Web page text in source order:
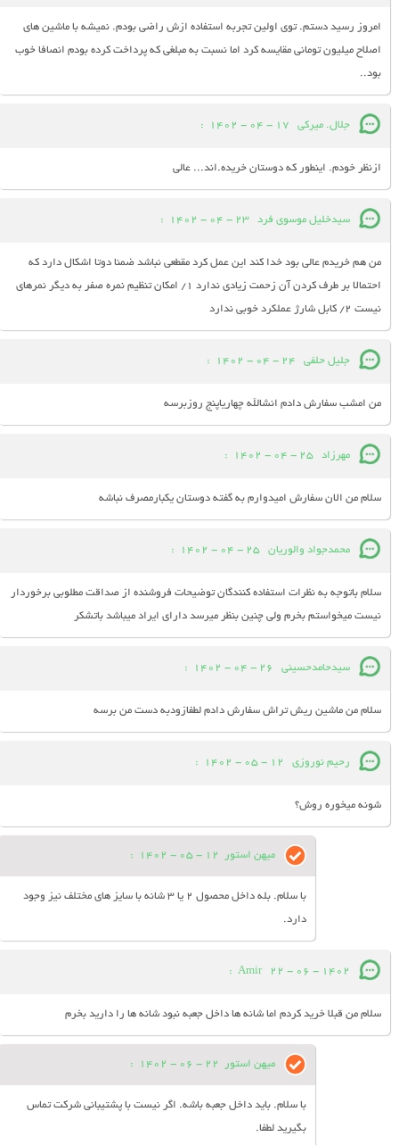
امروز رسید دستم. توی اولین تجربه استفاده ازش راضی بودم. نمیشه با ماشین های
اصلاح میلیون تومانی مقایسه کرد اما نسبت به مبلغی که پرداخت کرده بودم انصافا خوب
بود..
جلال. میرکی 17 - 04 - 1402
:
ازنظر خودم. اینطور که دوستان خریده.اند... عالی
سیدخلیل موسوی فرد 23 - 04 - 1402
:
من هم خریدم عالی بود خدا کند این عمل کرد مقطعی نباشد ضمنا دوتا اشکال دارد که
احتمالا بر طرف کردن آن زحمت زیادی ندارد ۱/ امکان تنظیم نمره صفر به دیگر نمرهای
نیست ۲/ کابل شارژ عملکرد خوبی ندارد
جلیل حلفی 24 - 04 - 1402
:
من امشب سفارش دادم انشالله چهاریاپنج روزبرسه
مهرزاد 25 - 04 - 1402
:
سلام من الان سفارش امیدوارم به گفته دوستان یکبارمصرف نباشه
محمدجواد والوریان 25 - 04 - 1402
:
سلام باتوجه به نظرات استفاده کنندگان توضیحات فروشنده از صداقت مطلوبی برخوردار
نیست میخواستم بخرم ولی چنین بنظر میرسد دارای ایراد میباشد باتشکر
سیدحامدحسینی 26 - 04 - 1402
:
سلام من ماشین ریش تراش سفارش دادم لطفازودبه دست من برسه
رحیم نوروزی 12 - 05 - 1402
:
شونه میخوره روش؟
میهن استور 12 - 05 - 1402
:
با سلام. بله داخل محصول 2 یا 3 شانه با سایز های مختلف نیز وجود
دارد.
Amir 22 - 06 - 1402
:
سلام من قبلا خرید کردم اما شانه ها داخل جعبه نبود شانه ها را دارید بخرم
میهن استور 22 - 06 - 1402
:
با سلام. باید داخل جعبه باشه. اگر نیست با پشتیبانی شرکت تماس
بگیرید لطفا.